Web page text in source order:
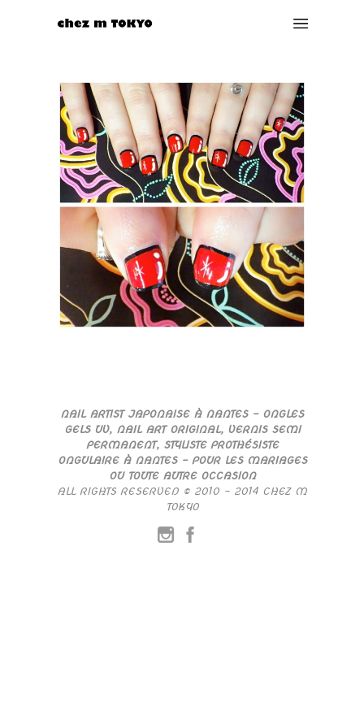
NAIL ARTIST JAPONAISE À NANTES – ONGLES
GELS UV, NAIL ART ORIGINAL, VERNIS SEMI
PERMANENT, STYLISTE PROTHÉSISTE
ONGULAIRE À NANTES – POUR LES MARIAGES
OU TOUTE AUTRE OCCASION
ALL RIGHTS RESERVED © 2010 – 2014 CHEZ M
TOKYO